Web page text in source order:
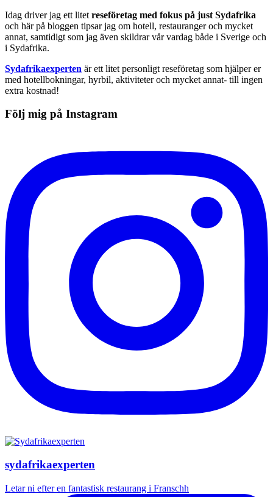
Idag driver jag ett litet reseföretag med fokus på just Sydafrika
och här på bloggen tipsar jag om hotell, restauranger och mycket
annat, samtidigt som jag även skildrar vår vardag både i Sverige och
i Sydafrika.
Sydafrikaexperten är ett litet personligt reseföretag som hjälper er
med hotellbokningar, hyrbil, aktiviteter och mycket annat- till ingen
extra kostnad!
Följ mig på Instagram
sydafrikaexperten
Letar ni efter en fantastisk restaurang i Franschh